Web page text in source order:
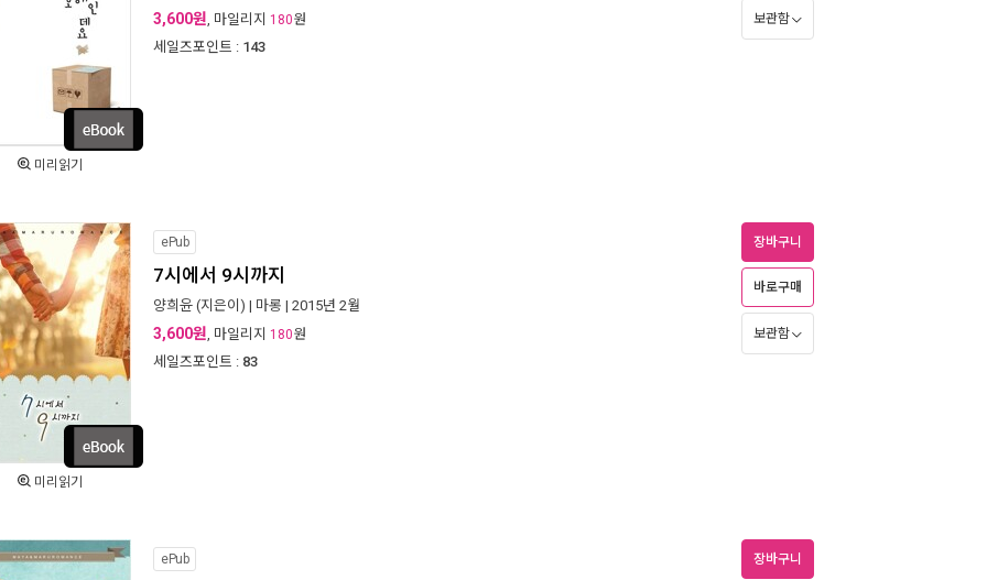
미리읽기
3,600원, 마일리지 180원
세일즈포인트 : 143
보관함
미리읽기
ePub
7시에서 9시까지
양희윤 (지은이) | 마롱 | 2015년 2월
3,600원, 마일리지 180원
세일즈포인트 : 83
장바구니
바로구매
보관함
ePub 장바구니